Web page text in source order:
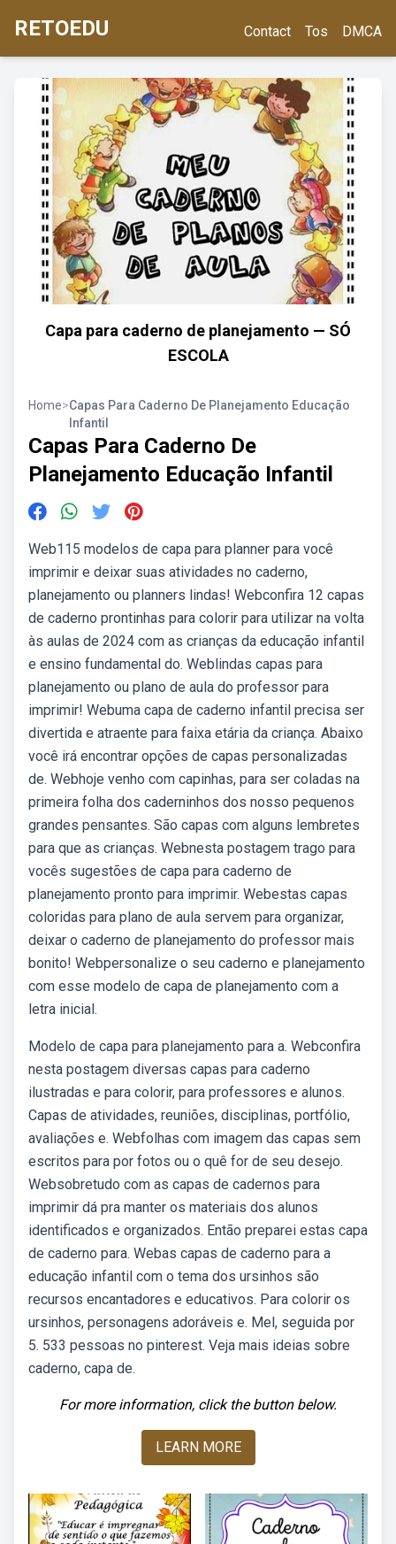
RETOEDU Contact Tos DMCA
Capa para caderno de planejamento — SÓ
ESCOLA
Home>Capas Para Caderno De Planejamento Educação
Infantil
Capas Para Caderno De
Planejamento Educação Infantil
Web115 modelos de capa para planner para você
imprimir e deixar suas atividades no caderno,
planejamento ou planners lindas! Webconfira 12 capas
de caderno prontinhas para colorir para utilizar na volta
às aulas de 2024 com as crianças da educação infantil
e ensino fundamental do. Weblindas capas para
planejamento ou plano de aula do professor para
imprimir! Webuma capa de caderno infantil precisa ser
divertida e atraente para faixa etária da criança. Abaixo
você irá encontrar opções de capas personalizadas
de. Webhoje venho com capinhas, para ser coladas na
primeira folha dos caderninhos dos nosso pequenos
grandes pensantes. São capas com alguns lembretes
para que as crianças. Webnesta postagem trago para
vocês sugestões de capa para caderno de
planejamento pronto para imprimir. Webestas capas
coloridas para plano de aula servem para organizar,
deixar o caderno de planejamento do professor mais
bonito! Webpersonalize o seu caderno e planejamento
com esse modelo de capa de planejamento com a
letra inicial.
Modelo de capa para planejamento para a. Webconfira
nesta postagem diversas capas para caderno
ilustradas e para colorir, para professores e alunos.
Capas de atividades, reuniões, disciplinas, portfólio,
avaliações e. Webfolhas com imagem das capas sem
escritos para por fotos ou o quê for de seu desejo.
Websobretudo com as capas de cadernos para
imprimir dá pra manter os materiais dos alunos
identificados e organizados. Então preparei estas capa
de caderno para. Webas capas de caderno para a
educação infantil com o tema dos ursinhos são
recursos encantadores e educativos. Para colorir os
ursinhos, personagens adoráveis e. Mel, seguida por
5. 533 pessoas no pinterest. Veja mais ideias sobre
caderno, capa de.
For more information, click the button below.
LEARN MORE